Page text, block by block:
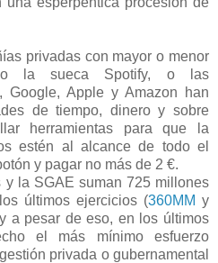
privadas con mayor o menor
la sueca Spotify, o las
Google, Apple y Amazon han
de tiempo, dinero y sobre
herramientas para que la
estén al alcance de todo el
y pagar no más de 2 €.
y la SGAE suman 725 millones
últimos ejercicios (360MM y
a pesar de eso, en los últimos
el más mínimo esfuerzo
privada o gubernamental